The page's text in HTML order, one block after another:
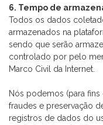
6. Tempo de
Todos os dados
armazenados na
sendo que serão
controlado por pelo
Marco Civil da Internet.
Nós podemos (para
fraudes e preservação
registros de dados do